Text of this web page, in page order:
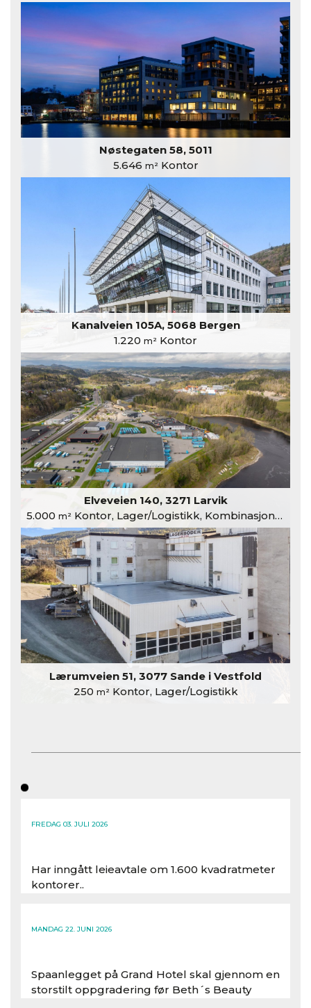
Nøstegaten 58, 5011
5.646 m²Kontor
Kanalveien 105A, 5068 Bergen
1.220 m² Kontor
Elveveien 140, 3271 Larvik
5.000 m²Kontor, Lager/Logistikk, Kombinasjonslokaler
Lærumveien 51, 3077 Sande i Vestfold
250 m²Kontor, Lager/Logistikk
FREDAG 03. JULI 2026
Har inngått leieavtale om 1.600 kvadratmeter
kontorer..
MANDAG 22. JUNI 2026
Spaanlegget på Grand Hotel skal gjennom en
storstilt oppgradering før Beth´s Beauty